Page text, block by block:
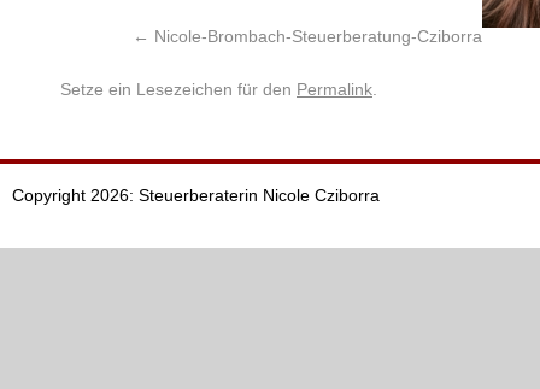
Nicole-Brombach-Steuerberatung-Cziborra
Setze ein Lesezeichen für den Permalink
Copyright 2026: Steuerberaterin Nicole Cziborra